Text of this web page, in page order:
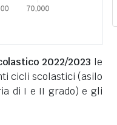
2022/2023 le
cicli scolastici (asilo
di I e II grado) e gli